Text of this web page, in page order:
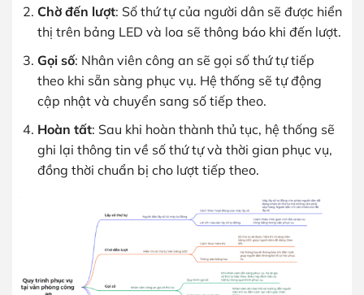
Chờ đến lượt: Số thứ tự của người dân sẽ được hiển
thị trên bảng LED và loa sẽ thông báo khi đến lượt.
Gọi số: Nhân viên công an sẽ gọi số thứ tự tiếp
theo khi sẵn sàng phục vụ. Hệ thống sẽ tự động
cập nhật và chuyển sang số tiếp theo.
Hoàn tất: Sau khi hoàn thành thủ tục, hệ thống sẽ
ghi lại thông tin về số thứ tự và thời gian phục vụ,
đồng thời chuẩn bị cho lượt tiếp theo.